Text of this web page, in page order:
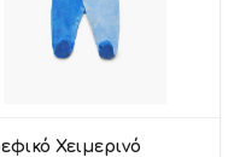
Χειμερινό